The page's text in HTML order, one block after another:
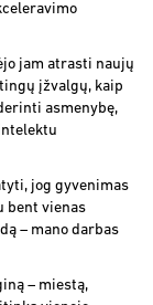
jam atrasti naujų
įžvalgų, kaip
asmenybę,
jog gyvenimas
bent vienas
– mano darbas
– miestą,